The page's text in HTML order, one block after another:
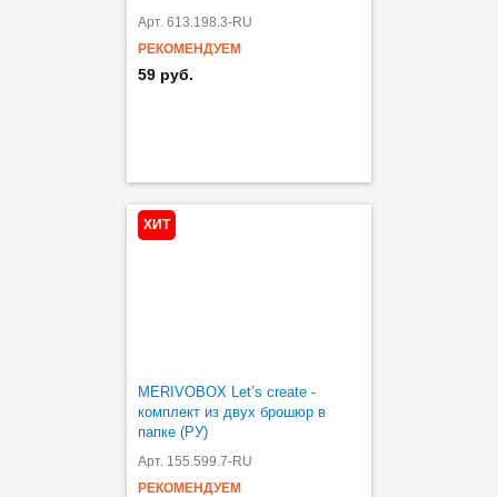
Арт. 613.198.3-RU
РЕКОМЕНДУЕМ
59 руб.
ХИТ
MERIVOBOX Let’s create -
комплект из двух брошюр в
папке (РУ)
Арт. 155.599.7-RU
РЕКОМЕНДУЕМ